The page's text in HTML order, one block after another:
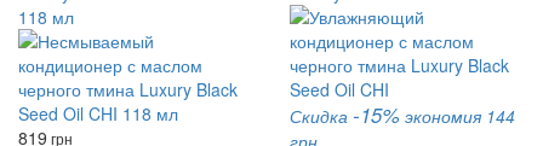
118 мл
819 грн
Скидка -15% экономия 144